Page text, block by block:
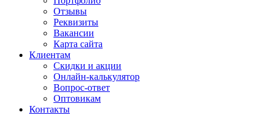
Отзывы
Реквизиты
Вакансии
Карта сайта
Клиентам
Скидки и акции
Онлайн-калькулятор
Вопрос-ответ
Оптовикам
Контакты